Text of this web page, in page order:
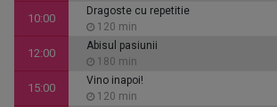
10:00
Dragoste cu repetitie
120 min
12:00
Abisul pasiunii
180 min
15:00
Vino inapoi!
120 min